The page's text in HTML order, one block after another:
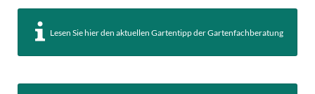
Lesen Sie hier den aktuellen Gartentipp der Gartenfachberatung